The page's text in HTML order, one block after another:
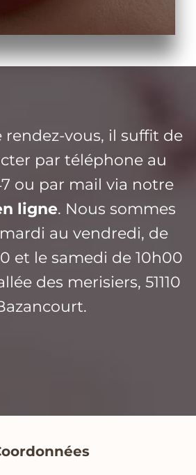
vous, il suffit de
par téléphone au
ou par mail via notre
ligne. Nous sommes
au vendredi, de
et le samedi de 10h00
des merisiers, 51110